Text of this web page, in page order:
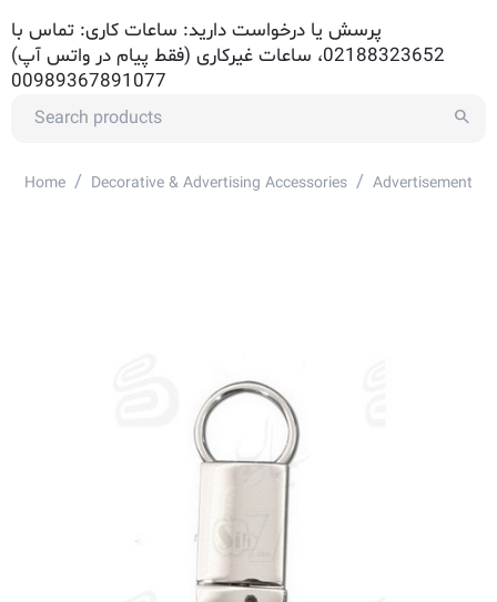
پرسش یا درخواست دارید: ساعات کاری: تماس با
02188323652، ساعات غیرکاری (فقط پیام در واتس آپ)
00989367891077
Home / Decorative & Advertising Accessories / Advertisement